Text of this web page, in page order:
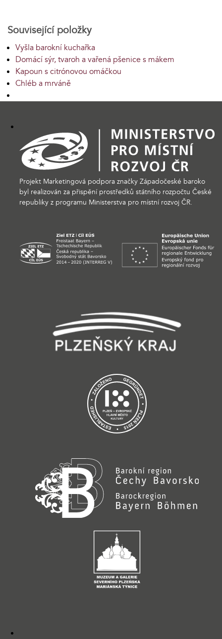
Související položky
Vyšla barokní kuchařka
Domácí sýr, tvaroh a vařená pšenice s mákem
Kapoun s citrónovou omáčkou
Chléb a mrváně
Projekt Marketingová podpora značky Západočeské baroko
byl realizován za přispění prostředků státního rozpočtu České
republiky z programu Ministerstva pro místní rozvoj ČR.